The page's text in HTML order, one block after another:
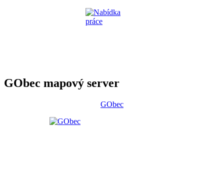
GObec mapový server
GObec